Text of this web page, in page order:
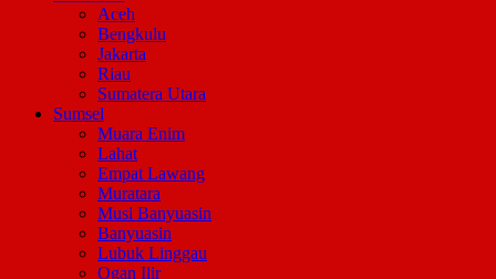
Aceh
Bengkulu
Jakarta
Riau
Sumatera Utara
Sumsel
Muara Enim
Lahat
Empat Lawang
Muratara
Musi Banyuasin
Banyuasin
Lubuk Linggau
Ogan Ilir